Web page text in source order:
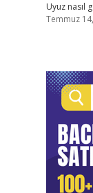
Uyuz nasıl
Temmuz